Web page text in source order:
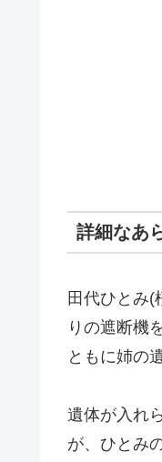
詳細なあ
田代ひとみ(
りの遮断機
ともに姉の
遺体が入れ
が、ひとみ